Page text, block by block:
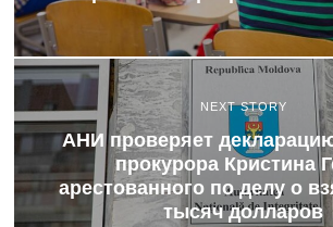
NEXT STORY
АНИ проверяет
прокурора Кристина
арестованного по делу о
тысяч долларов